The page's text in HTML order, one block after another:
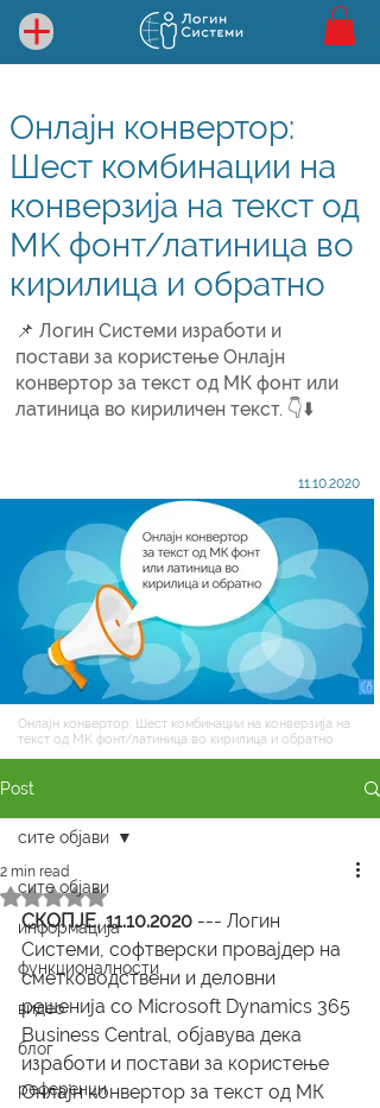
Онлајн конвертор:
Шест комбинации на
конверзија на текст од
MK фонт/латиница во
кирилица и обратно
📌 Логин Системи изработи и
постави за користење Онлајн
конвертор за текст од МК фонт или
латиница во кириличен текст. 👇⬇️
11.10.2020
Онлајн конвертор: Шест комбинации на конверзија на
текст од MK фонт/латиница во кирилица и обратно
Post
сите објави
информација
функционалности
видео
блог
референци
сите објави
2 min read
Rated NaN out of 5 stars.
СКОПЈЕ, 11.10.2020 --- Логин
Системи, софтверски провајдер на
сметководствени и деловни
решенија со Microsoft Dynamics 365
Business Central, објавува дека
изработи и постави за користење
Онлајн конвертор за текст од МК